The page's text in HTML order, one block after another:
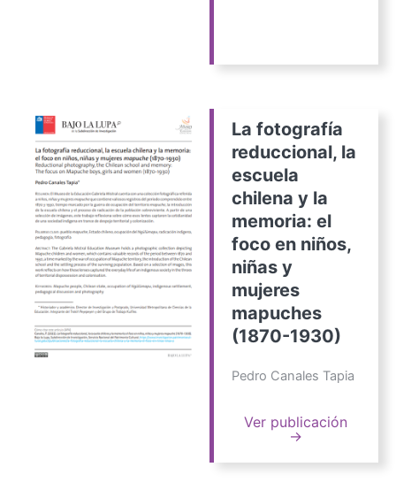
La fotografía
reduccional, la
escuela
chilena y la
memoria: el
foco en niños,
niñas y
mujeres
mapuches
(1870-1930)
Pedro Canales Tapia
Ver publicación
→